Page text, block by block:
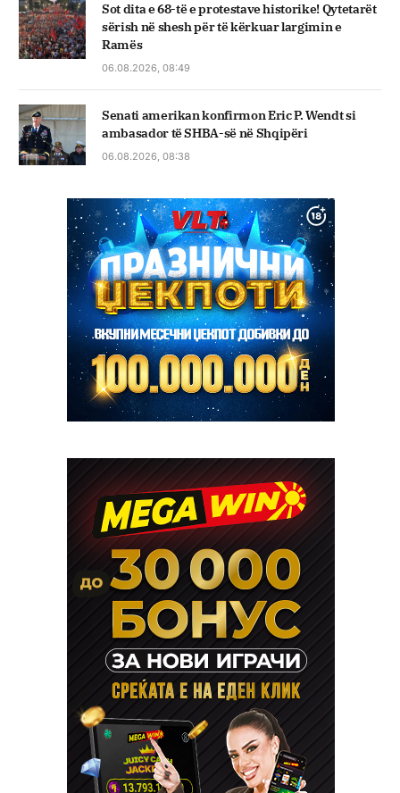
Sot dita e 68-të e protestave historike! Qytetarët
sërish në shesh për të kërkuar largimin e
Ramës
06.08.2026, 08:49
Senati amerikan konfirmon Eric P. Wendt si
ambasador të SHBA-së në Shqipëri
06.08.2026, 08:38